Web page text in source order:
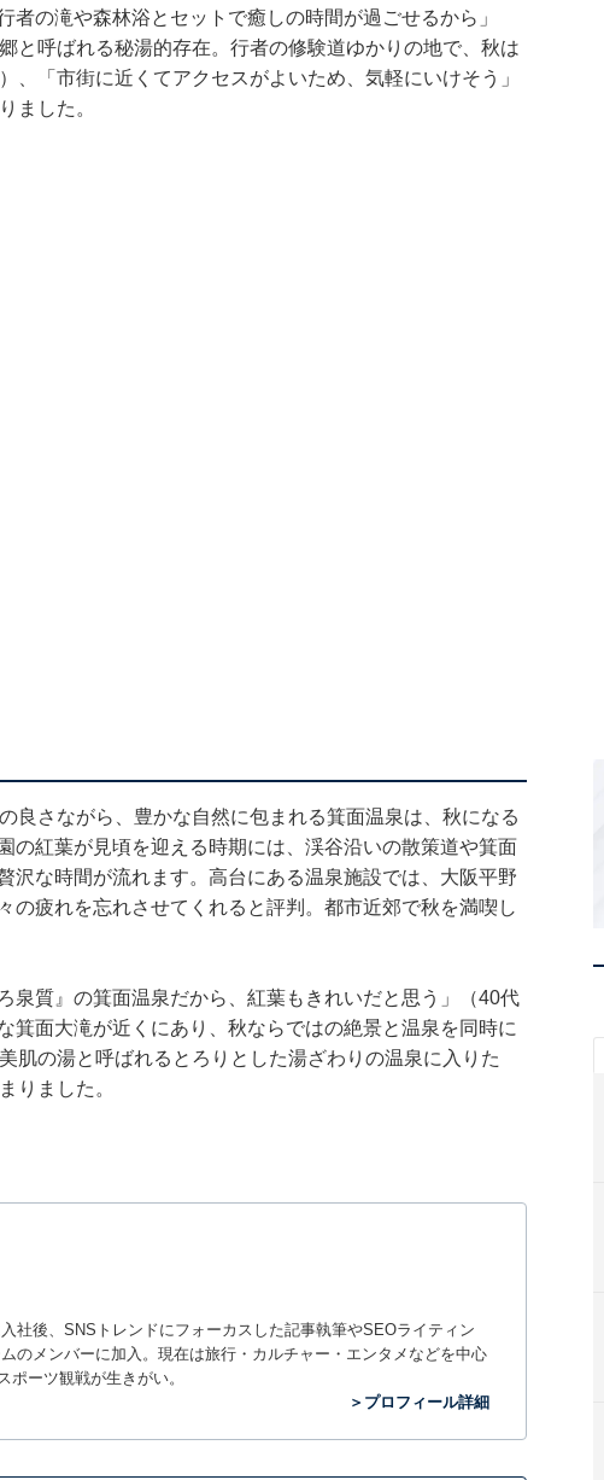
の滝や森林浴とセットで癒しの時間が過ごせるから」
と呼ばれる秘湯的存在。行者の修験道ゆかりの地で、秋は
、「市街に近くてアクセスがよいため、気軽にいけそう」
ました。
良さながら、豊かな自然に包まれる箕面温泉は、秋になる
の紅葉が見頃を迎える時期には、渓谷沿いの散策道や箕面
沢な時間が流れます。高台にある温泉施設では、大阪平野
の疲れを忘れさせてくれると評判。都市近郊で秋を満喫し
泉質』の箕面温泉だから、紅葉もきれいだと思う」（40代
箕面大滝が近くにあり、秋ならではの絶景と温泉を同時に
肌の湯と呼ばれるとろりとした湯ざわりの温泉に入りた
りました。
社後、SNSトレンドにフォーカスした記事執筆やSEOライティン
のメンバーに加入。現在は旅行・カルチャー・エンタメなどを中心
ーツ観戦が生きがい。
＞プロフィール詳細